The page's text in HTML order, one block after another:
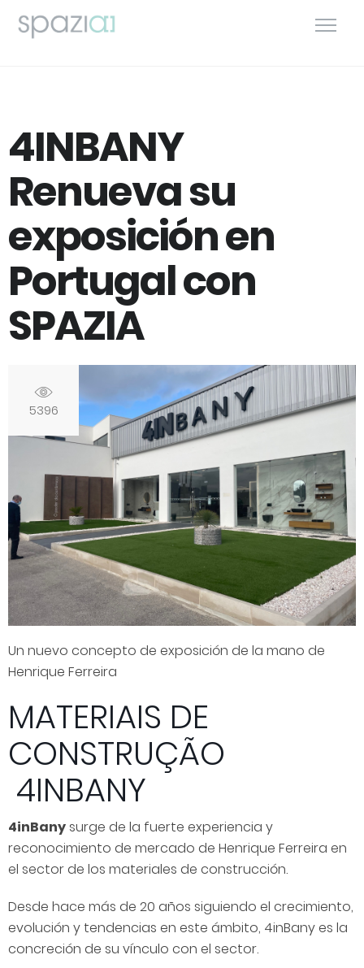
4INBANY
Renueva su
exposición en
Portugal con
SPAZIA
5396
Un nuevo concepto de exposición de la mano de
Henrique Ferreira
MATERIAIS DE
CONSTRUÇÃO
4INBANY
4inBany surge de la fuerte experiencia y
reconocimiento de mercado de Henrique Ferreira en
el sector de los materiales de construcción.
Desde hace más de 20 años siguiendo el crecimiento,
evolución y tendencias en este ámbito, 4inBany es la
concreción de su vínculo con el sector.